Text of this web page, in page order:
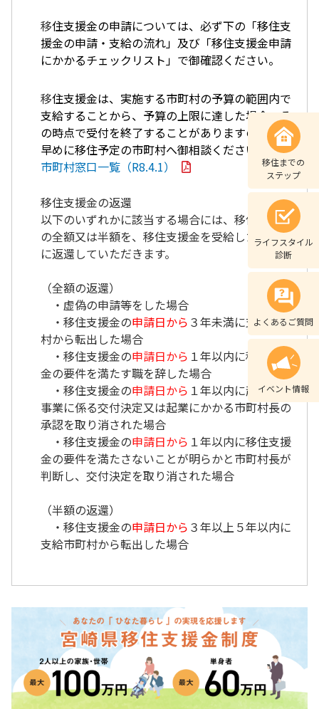
移住支援金の申請については、必ず下の「移住支
援金の申請・支給の流れ」及び「移住支援金申請
にかかるチェックリスト」で御確認ください。
移住支援金は、実施する市町村の予算の範囲内で
支給することから、 予算の上限に達した場合、そ
の時点で受付を終了することがありますので、お
早めに移住予定の市町村へ御相談ください。
市町村窓口一覧（R8.4.1）
移住支援金の返還
以下のいずれかに該当する場合には、移住支援金
の全額又は半額を、移住支援金を受給した市町村
に返還していただきます。
（全額の返還）
・虚偽の申請等をした場合
・移住支援金の申請日から ３年未満に支給市町
村から転出した場合
・移住支援金の申請日から １年以内に移住支援
金の要件を満たす職を辞した場合
・移住支援金の申請日から １年以内に起業支援
事業に係る交付決定又は起業にかかる市町村長の
承認を取り消された場合
・移住支援金の申請日から １年以内に移住支援
金の要件を満たさないことが明らかと市町村長が
判断し、交付決定を取り消された場合
（半額の返還）
・移住支援金の申請日から ３年以上５年以内に
支給市町村から転出した場合
移住までの
ステップ
ライフスタイル
診断
よくあるご質問
イベント情報